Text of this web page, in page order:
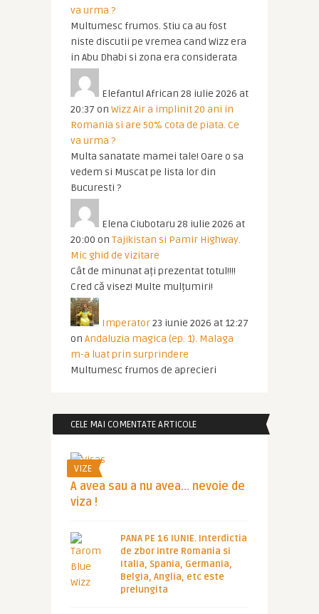
va urma ?
Multumesc frumos. Stiu ca au fost
niste discutii pe vremea cand Wizz era
in Abu Dhabi si zona era considerata
Elefantul African 28 iulie 2026 at
20:37 on Wizz Air a implinit 20 ani in
Romania si are 50% cota de piata. Ce
va urma ?
Multa sanatate mamei tale! Oare o sa
vedem si Muscat pe lista lor din
Bucuresti ?
Elena Ciubotaru 28 iulie 2026 at
20:00 on Tajikistan si Pamir Highway.
Mic ghid de vizitare
Cât de minunat ați prezentat totul!!!!
Cred că visez! Multe mulțumiri!
Imperator23 iunie 2026 at 12:27
on Andaluzia magica (ep. 1). Malaga
m-a luat prin surprindere
Multumesc frumos de aprecieri
CELE MAI COMENTATE ARTICOLE
VIZE
A avea sau a nu avea… nevoie de
viza !
PANA PE 16 IUNIE. Interdictia
de zbor intre Romania si
Italia, Spania, Germania,
Belgia, Anglia, etc este
prelungita